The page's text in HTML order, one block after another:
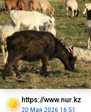
https://www.nur.kz
20 Мая 2026 16:51